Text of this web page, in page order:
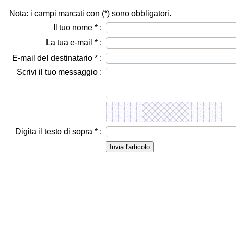
Nota: i campi marcati con (*) sono obbligatori.
Il tuo nome * :
La tua e-mail * :
E-mail del destinatario * :
Scrivi il tuo messaggio :
Digita il testo di sopra * :